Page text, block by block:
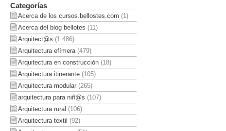
Categorías
Acerca de los cursos.bellostes.com (1)
Acerca del blog bellotes (11)
Arquitect@s (1.486)
Arquitectura efímera(479)
Arquitectura en construcción(18)
Arquitectura itinerante(105)
Arquitectura modular(265)
arquitectura para niñ@s (107)
Arquitectura rural (106)
Arquitectura textil (92)